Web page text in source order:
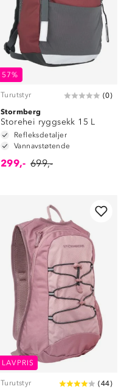
57%
Turutstyr (0)
Stormberg
Storehei ryggsekk 15 L
Refleksdetaljer
Vannavstøtende
299,- 699,-
LAVPRIS
Turutstyr (44)